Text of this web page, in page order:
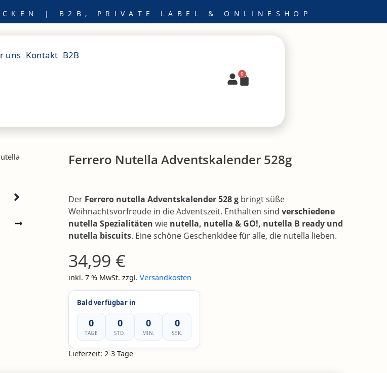
| B2B, PRIVATE LABEL & ONLINESHOP
uns Kontakt B2B
0
Warenkorb
Ferrero Nutella Adventskalender 528g
Der Ferrero nutella Adventskalender 528 gbringt süße
Weihnachtsvorfreude in die Adventszeit. Enthalten sind verschiedene
nutella Spezialitäten wie nutella, nutella & GO!, nutella B ready und
nutella biscuits. Eine schöne Geschenkidee für alle, die nutella lieben.
34,99 €
inkl. 7 % MwSt. zzgl. Versandkosten
Bald verfügbar in
24
TAGE
02
STD.
39
MIN.
44
SEK.
Lieferzeit: 2-3 Tage